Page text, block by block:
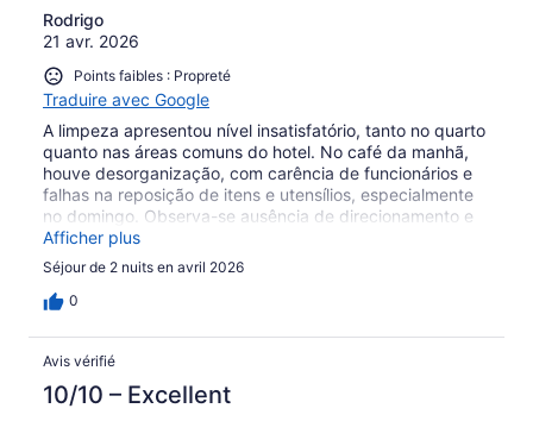
Rodrigo
21 avr. 2026
Points faibles : Propreté
Traduire avec Google
A limpeza apresentou nível insatisfatório, tanto no quarto
quanto nas áreas comuns do hotel. No café da manhã,
houve desorganização, com carência de funcionários e
falhas na reposição de itens e utensílios, especialmente
no domingo. Observa-se ausência de direcionamento e
gestão operacional adequados. Itens básicos, como
papel higiênico, não estavam disponíveis na
acomodação. Além disso, houve interrupção no
fornecimento de água no período da manhã, em razão
localização e da boa estrutura física do hotel, a falta de
gestão local contribui significativamente para as falhas
observadas.
Afficher plus
Séjour de 2 nuits en avril 2026
0
Avis vérifié
10/10 – Excellent